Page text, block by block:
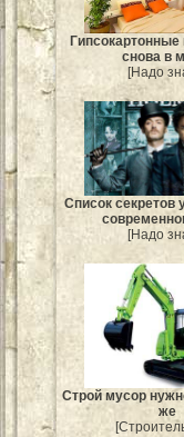
Гипсокартонные
снова в
[Надо
Список
[Надо
Строй мусор
же